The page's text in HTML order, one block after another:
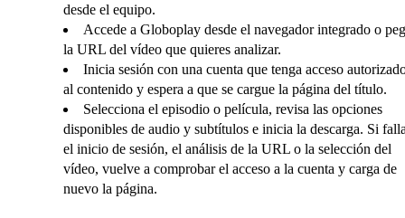
desde el equipo.
Accede a Globoplay desde el navegador integrado o
la URL del vídeo que quieres analizar.
Inicia sesión con una cuenta que tenga acceso
al contenido y espera a que se cargue la página del título.
Selecciona el episodio o película, revisa las opciones
disponibles de audio y subtítulos e inicia la descarga. Si
el inicio de sesión, el análisis de la URL o la selección del
vídeo, vuelve a comprobar el acceso a la cuenta y carga de
nuevo la página.